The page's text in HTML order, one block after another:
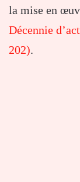
la mise en
Décennie
202).